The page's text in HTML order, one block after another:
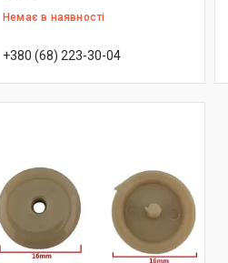
Немає в наявності
+380 (68) 223-30-04